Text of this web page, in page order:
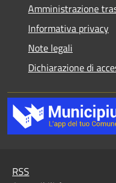
Amministrazione
Informativa privacy
Note legali
Dichiarazione di
RSS